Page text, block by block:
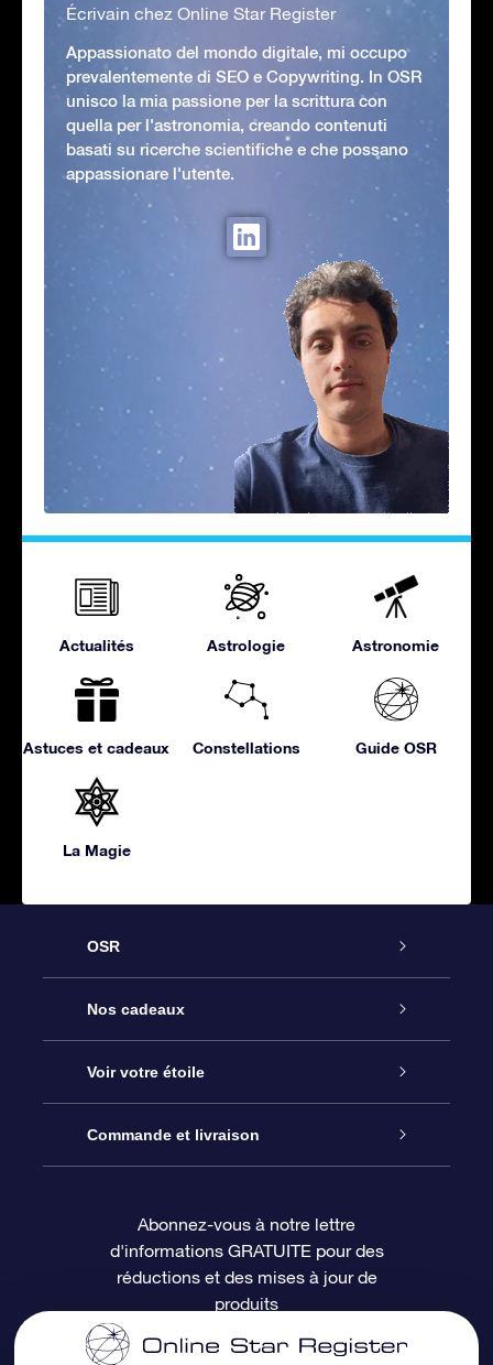
Écrivain chez Online Star Register
Appassionato del mondo digitale, mi occupo
prevalentemente di SEO e Copywriting. In OSR
unisco la mia passione per la scrittura con
quella per l'astronomia, creando contenuti
basati su ricerche scientifiche e che possano
appassionare l'utente.
Actualités Astrologie Astronomie
Astuces et cadeaux Constellations Guide OSR
La Magie
OSR
Service
À propos de l’OSR
Nous contacter
Questions fréquemment posées
Revues
Nos cadeaux
Cadeau d’étoile en ligne
Coffret cadeau OSR
Carte cadeau OSR
Voir votre étoile
Registre des étoiles
Page d’accueil personnalisée
Commande et livraison
Informations de paiement
Informations d’expédition
Abonnez-vous à notre lettre
d'informations GRATUITE pour des
réductions et des mises à jour de
produits